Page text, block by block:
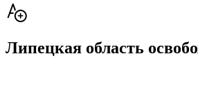
Липецкая область